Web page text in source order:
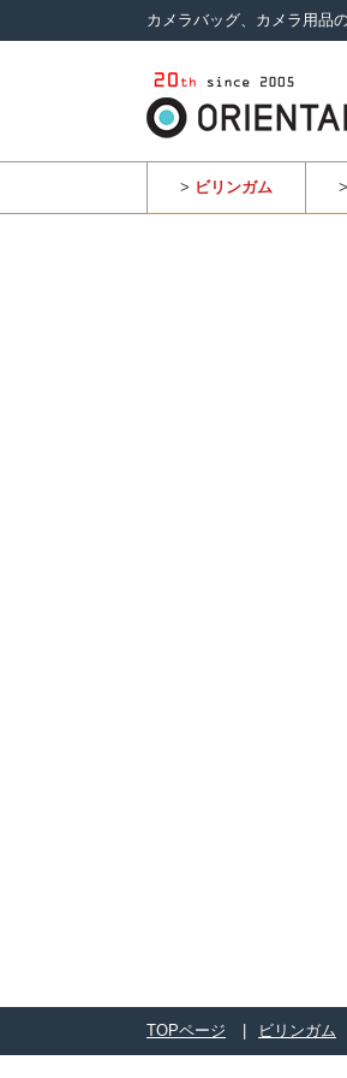
カメラバッグ、カメラ用品
> ビリンガム >
TOPページ ビリンガム